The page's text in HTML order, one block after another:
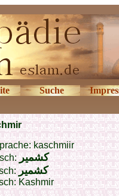
Suche
kaschmiir
كشمير
كشمير
Kashmir